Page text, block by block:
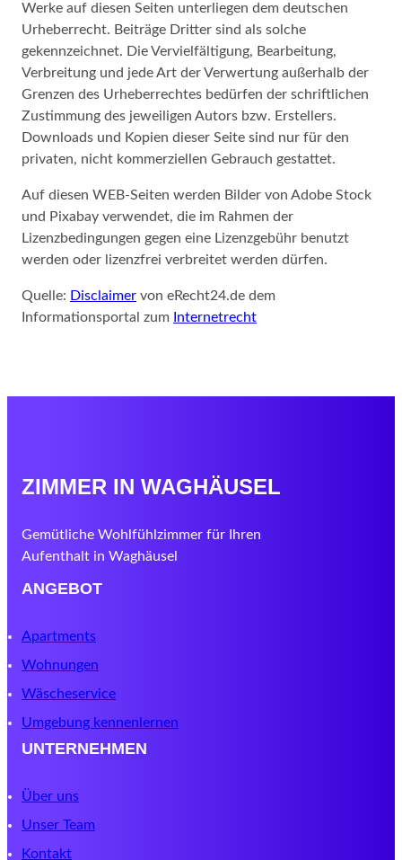
Werke auf diesen Seiten unterliegen dem deutschen
Urheberrecht. Beiträge Dritter sind als solche
gekennzeichnet. Die Vervielfältigung, Bearbeitung,
Verbreitung und jede Art der Verwertung außerhalb der
Grenzen des Urheberrechtes bedürfen der schriftlichen
Zustimmung des jeweiligen Autors bzw. Erstellers.
Downloads und Kopien dieser Seite sind nur für den
privaten, nicht kommerziellen Gebrauch gestattet.
Auf diesen WEB-Seiten werden Bilder von Adobe Stock
und Pixabay verwendet, die im Rahmen der
Lizenzbedingungen gegen eine Lizenzgebühr benutzt
werden oder lizenzfrei verbreitet werden dürfen.
Quelle: Disclaimer von eRecht24.de dem
Informationsportal zum
Internetrecht
ZIMMER IN WAGHÄUSEL
Gemütliche Wohlfühlzimmer für Ihren
Aufenthalt in Waghäusel
ANGEBOT
Apartments
Wohnungen
Wäscheservice
Umgebung kennenlernen
UNTERNEHMEN
Über uns
Unser Team
Kontakt